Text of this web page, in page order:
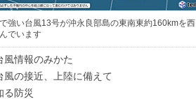
強い台風13号が沖永良部島の東南東約160kmを西
でいます
風情報のみかた
風の接近、上陸に備えて
る防災